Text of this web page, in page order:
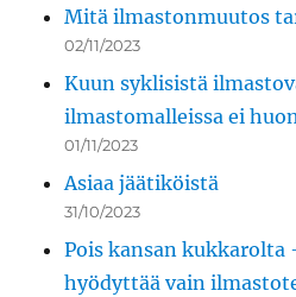
Mitä ilmastonmuutos
02/11/2023
Kuun syklisistä
ilmastomalleissa ei
01/11/2023
Asiaa jäätiköistä
31/10/2023
Pois kansan
hyödyttää vain